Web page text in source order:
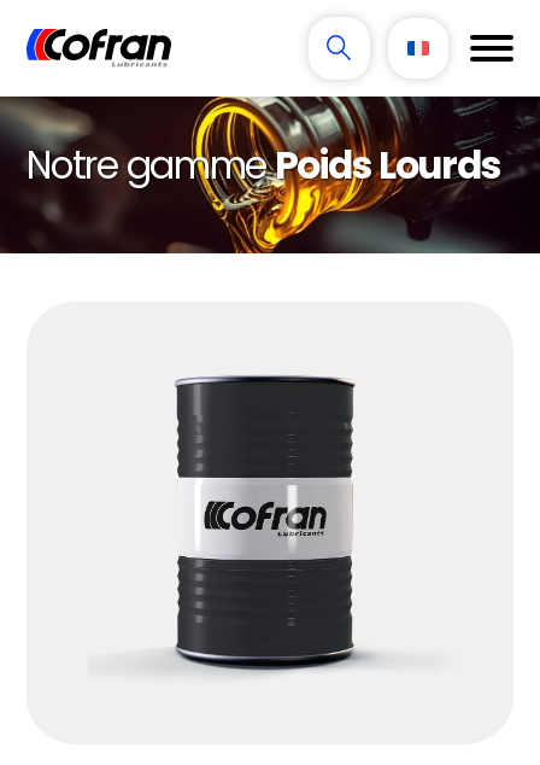
Notre gammePoids Lourds